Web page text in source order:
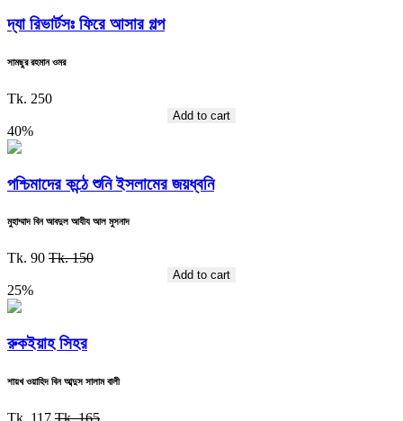
দ্যা রিভার্টসঃ ফিরে আসার গল্প
সামছুর রহমান ওমর
Tk. 250
Add to cart
40%
পশ্চিমাদের কন্ঠে শুনি ইসলামের জয়ধ্বনি
মুহাম্মাদ বিন আবদুল আযীয আল মুসনাদ
Tk. 90 Tk. 150
Add to cart
25%
রুকইয়াহ সিহর
শায়খ ওয়াহিদ বিন আব্দুস সালাম বালী
Tk. 117 Tk. 165